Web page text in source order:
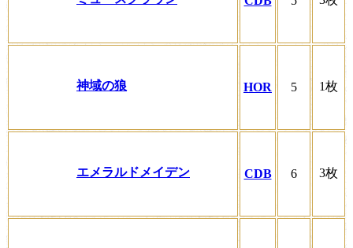
神域の狼 HOR 5 1枚
エメラルドメイデン CDB 6 3枚